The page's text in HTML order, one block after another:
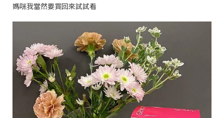
媽咪我當然要買回來試試看